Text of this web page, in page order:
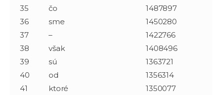
35
čo
1487897
36
sme
1450280
37
–
1422766
38
však
1408496
39
sú
1363721
40
od
1356314
41
ktoré
1350077